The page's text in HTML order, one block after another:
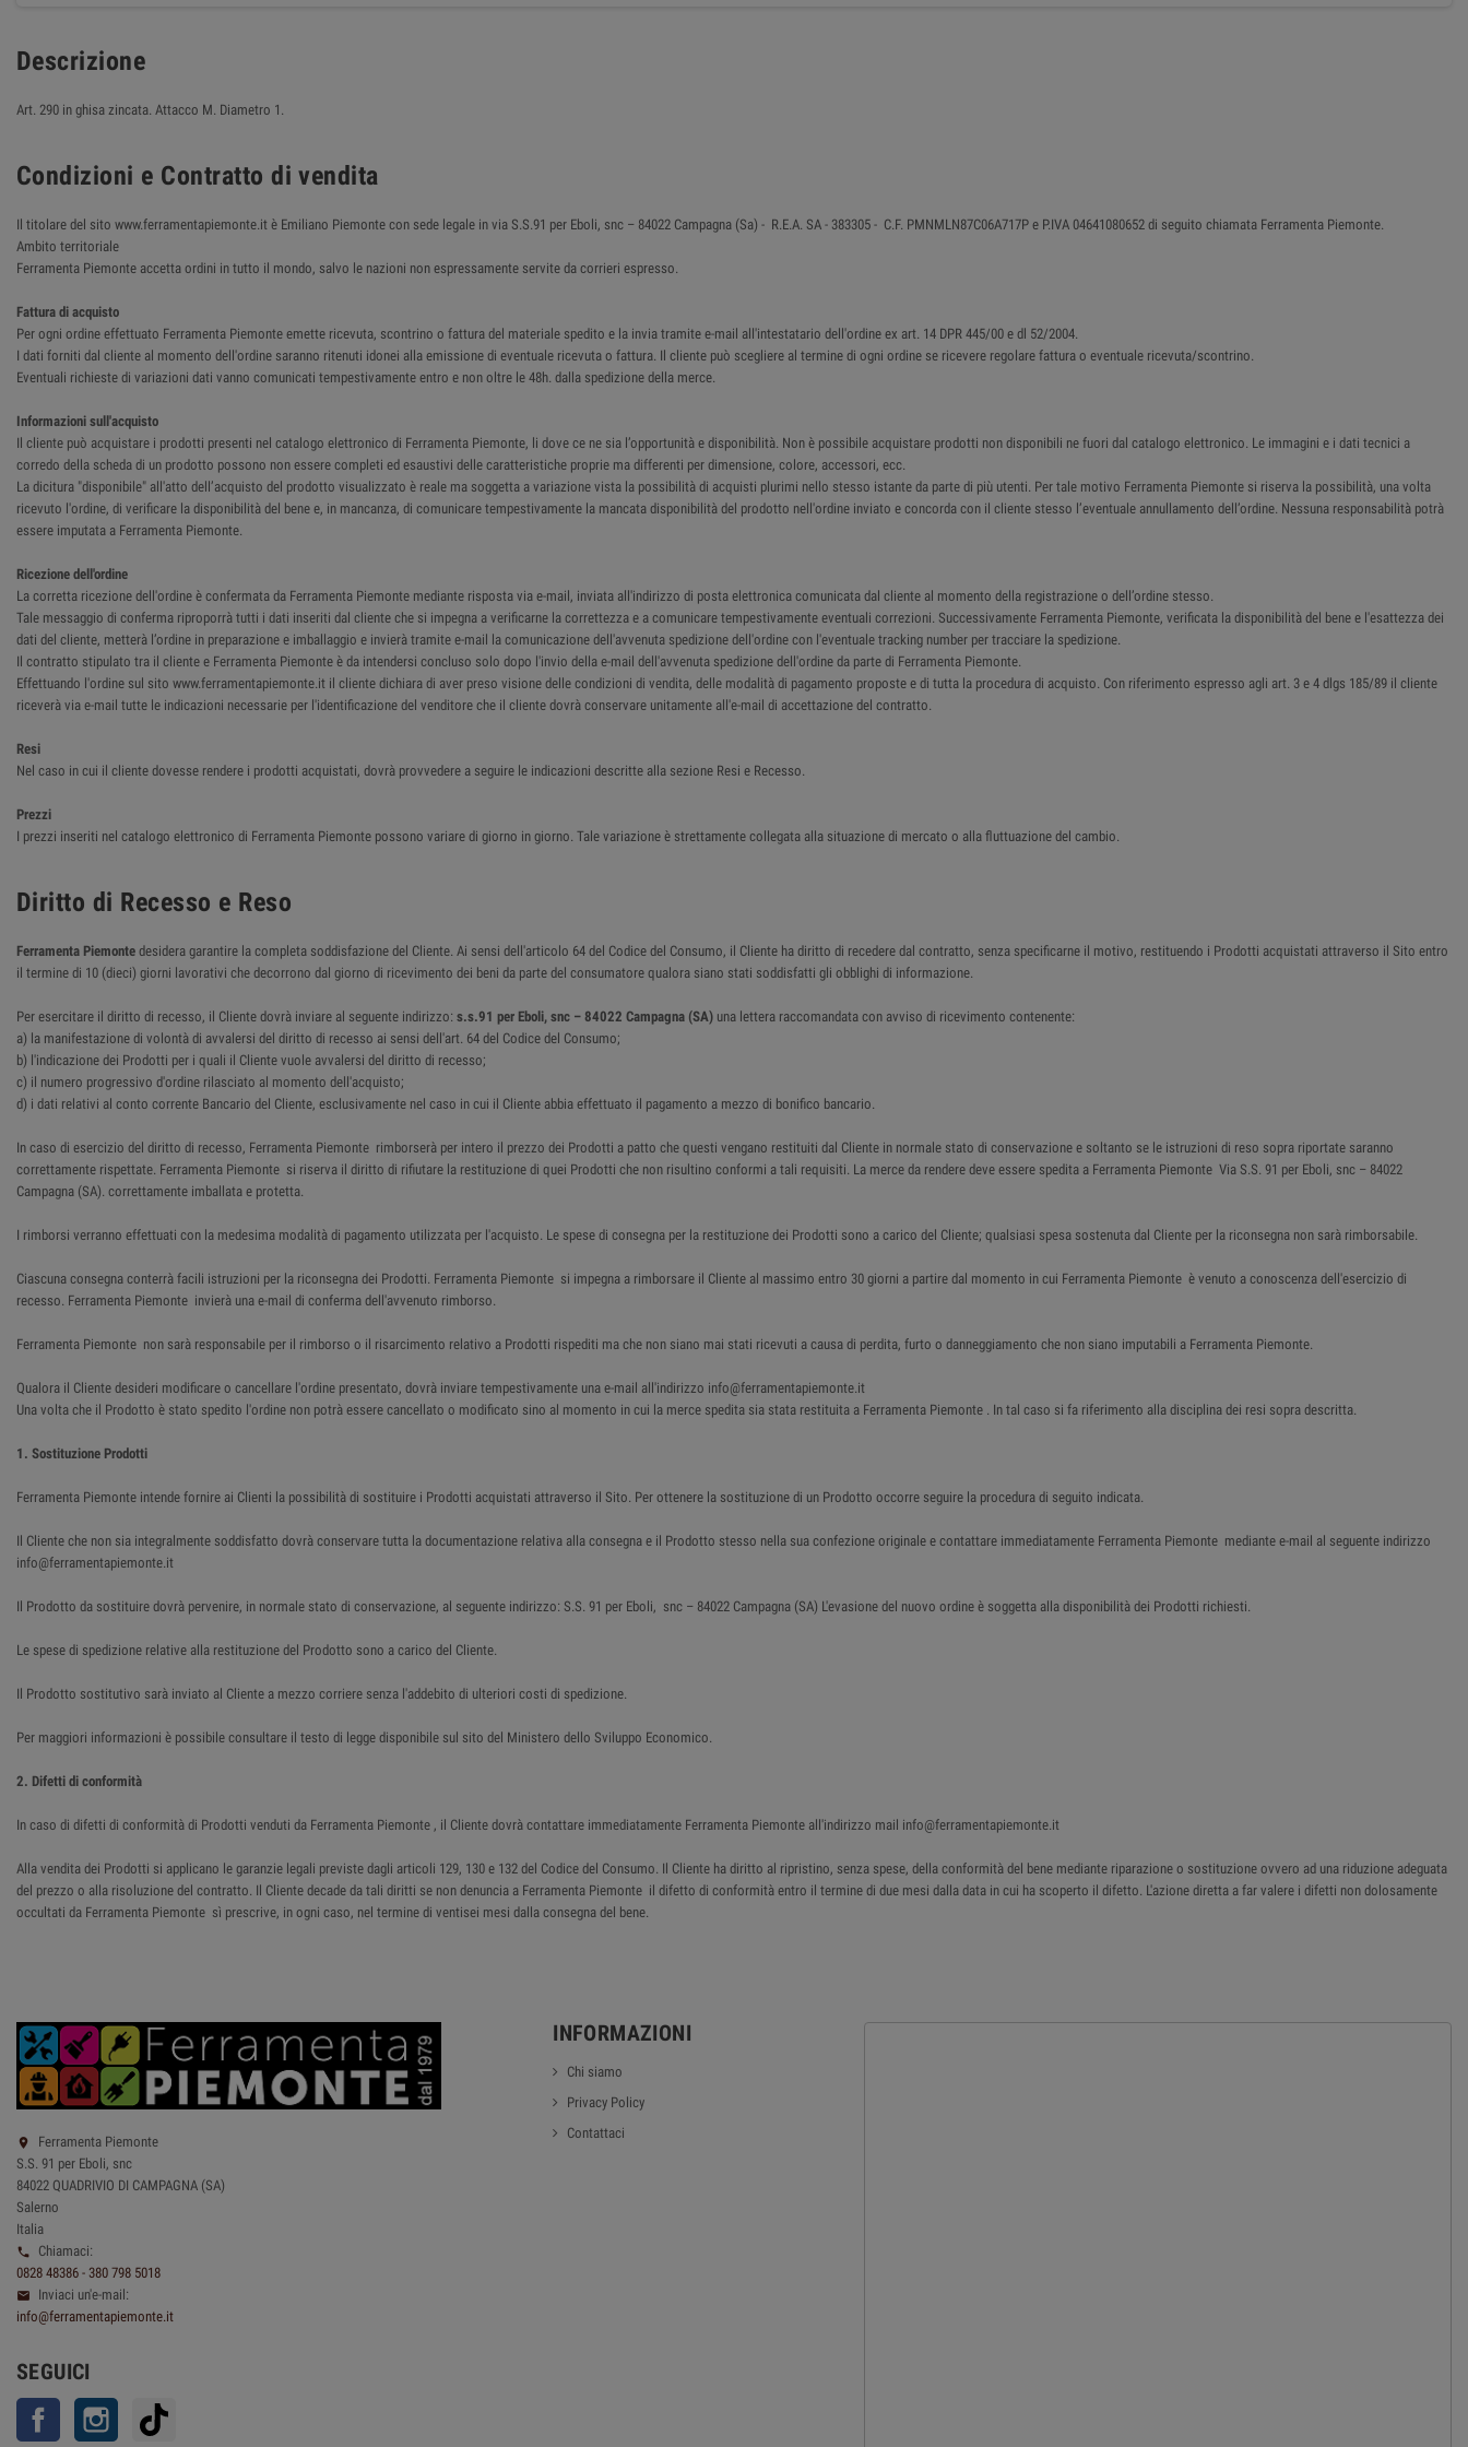
Descrizione
Art. 290 in ghisa zincata. Attacco M. Diametro 1.
Condizioni e Contratto di vendita
Il titolare del sito www.ferramentapiemonte.it è Emiliano Piemonte con sede legale in via S.S.91 per Eboli, snc – 84022 Campagna (Sa) - R.E.A. SA - 383305 - C.F. PMNMLN87C06A717P e P.IVA 04641080652 di seguito chiamata Ferramenta Piemonte.
Ambito territoriale
Ferramenta Piemonte accetta ordini in tutto il mondo, salvo le nazioni non espressamente servite da corrieri espresso.
Fattura di acquisto
Per ogni ordine effettuato Ferramenta Piemonte emette ricevuta, scontrino o fattura del materiale spedito e la invia tramite e-mail all'intestatario dell'ordine ex art. 14 DPR 445/00 e dl 52/2004.
I dati forniti dal cliente al momento dell'ordine saranno ritenuti idonei alla emissione di eventuale ricevuta o fattura. Il cliente può scegliere al termine di ogni ordine se ricevere regolare fattura o eventuale ricevuta/scontrino.
Eventuali richieste di variazioni dati vanno comunicati tempestivamente entro e non oltre le 48h. dalla spedizione della merce.
Informazioni sull'acquisto
Il cliente può acquistare i prodotti presenti nel catalogo elettronico di Ferramenta Piemonte, li dove ce ne sia l’opportunità e disponibilità. Non è possibile acquistare prodotti non disponibili ne fuori dal catalogo elettronico. Le immagini e i dati tecnici a
corredo della scheda di un prodotto possono non essere completi ed esaustivi delle caratteristiche proprie ma differenti per dimensione, colore, accessori, ecc.
La dicitura "disponibile" all'atto dell’acquisto del prodotto visualizzato è reale ma soggetta a variazione vista la possibilità di acquisti plurimi nello stesso istante da parte di più utenti. Per tale motivo Ferramenta Piemonte si riserva la possibilità, una volta
ricevuto l'ordine, di verificare la disponibilità del bene e, in mancanza, di comunicare tempestivamente la mancata disponibilità del prodotto nell'ordine inviato e concorda con il cliente stesso l’eventuale annullamento dell’ordine. Nessuna responsabilità potrà
essere imputata a Ferramenta Piemonte.
Ricezione dell'ordine
La corretta ricezione dell'ordine è confermata da Ferramenta Piemonte mediante risposta via e-mail, inviata all'indirizzo di posta elettronica comunicata dal cliente al momento della registrazione o dell’ordine stesso.
Tale messaggio di conferma riproporrà tutti i dati inseriti dal cliente che si impegna a verificarne la correttezza e a comunicare tempestivamente eventuali correzioni. Successivamente Ferramenta Piemonte, verificata la disponibilità del bene e l'esattezza dei
dati del cliente, metterà l’ordine in preparazione e imballaggio e invierà tramite e-mail la comunicazione dell'avvenuta spedizione dell'ordine con l'eventuale tracking number per tracciare la spedizione.
Il contratto stipulato tra il cliente e Ferramenta Piemonte è da intendersi concluso solo dopo l'invio della e-mail dell'avvenuta spedizione dell'ordine da parte di Ferramenta Piemonte.
Effettuando l'ordine sul sito www.ferramentapiemonte.it il cliente dichiara di aver preso visione delle condizioni di vendita, delle modalità di pagamento proposte e di tutta la procedura di acquisto. Con riferimento espresso agli art. 3 e 4 dlgs 185/89 il cliente
riceverà via e-mail tutte le indicazioni necessarie per l'identificazione del venditore che il cliente dovrà conservare unitamente all'e-mail di accettazione del contratto.
Resi
Nel caso in cui il cliente dovesse rendere i prodotti acquistati, dovrà provvedere a seguire le indicazioni descritte alla sezione Resi e Recesso.
Prezzi
I prezzi inseriti nel catalogo elettronico di Ferramenta Piemonte possono variare di giorno in giorno. Tale variazione è strettamente collegata alla situazione di mercato o alla fluttuazione del cambio.
Diritto di Recesso e Reso
Ferramenta Piemonte desidera garantire la completa soddisfazione del Cliente. Ai sensi dell'articolo 64 del Codice del Consumo, il Cliente ha diritto di recedere dal contratto, senza specificarne il motivo, restituendo i Prodotti acquistati attraverso il Sito entro
il termine di 10 (dieci) giorni lavorativi che decorrono dal giorno di ricevimento dei beni da parte del consumatore qualora siano stati soddisfatti gli obblighi di informazione.
Per esercitare il diritto di recesso, il Cliente dovrà inviare al seguente indirizzo: s.s.91 per Eboli, snc – 84022 Campagna (SA) una lettera raccomandata con avviso di ricevimento contenente:
a) la manifestazione di volontà di avvalersi del diritto di recesso ai sensi dell'art. 64 del Codice del Consumo;
b) l'indicazione dei Prodotti per i quali il Cliente vuole avvalersi del diritto di recesso;
c) il numero progressivo d'ordine rilasciato al momento dell'acquisto;
d) i dati relativi al conto corrente Bancario del Cliente, esclusivamente nel caso in cui il Cliente abbia effettuato il pagamento a mezzo di bonifico bancario.
In caso di esercizio del diritto di recesso, Ferramenta Piemonte rimborserà per intero il prezzo dei Prodotti a patto che questi vengano restituiti dal Cliente in normale stato di conservazione e soltanto se le istruzioni di reso sopra riportate saranno
correttamente rispettate. Ferramenta Piemonte si riserva il diritto di rifiutare la restituzione di quei Prodotti che non risultino conformi a tali requisiti. La merce da rendere deve essere spedita a Ferramenta Piemonte Via S.S. 91 per Eboli, snc – 84022
Campagna (SA). correttamente imballata e protetta.
I rimborsi verranno effettuati con la medesima modalità di pagamento utilizzata per l'acquisto. Le spese di consegna per la restituzione dei Prodotti sono a carico del Cliente; qualsiasi spesa sostenuta dal Cliente per la riconsegna non sarà rimborsabile.
Ciascuna consegna conterrà facili istruzioni per la riconsegna dei Prodotti. Ferramenta Piemonte si impegna a rimborsare il Cliente al massimo entro 30 giorni a partire dal momento in cui Ferramenta Piemonte è venuto a conoscenza dell'esercizio di
recesso. Ferramenta Piemonte invierà una e-mail di conferma dell'avvenuto rimborso.
Ferramenta Piemonte non sarà responsabile per il rimborso o il risarcimento relativo a Prodotti rispediti ma che non siano mai stati ricevuti a causa di perdita, furto o danneggiamento che non siano imputabili a Ferramenta Piemonte.
Qualora il Cliente desideri modificare o cancellare l'ordine presentato, dovrà inviare tempestivamente una e-mail all'indirizzo info@ferramentapiemonte.it
Una volta che il Prodotto è stato spedito l'ordine non potrà essere cancellato o modificato sino al momento in cui la merce spedita sia stata restituita a Ferramenta Piemonte . In tal caso si fa riferimento alla disciplina dei resi sopra descritta.
1. Sostituzione Prodotti
Ferramenta Piemonte intende fornire ai Clienti la possibilità di sostituire i Prodotti acquistati attraverso il Sito. Per ottenere la sostituzione di un Prodotto occorre seguire la procedura di seguito indicata.
Il Cliente che non sia integralmente soddisfatto dovrà conservare tutta la documentazione relativa alla consegna e il Prodotto stesso nella sua confezione originale e contattare immediatamente Ferramenta Piemonte mediante e-mail al seguente indirizzo
info@ferramentapiemonte.it
Il Prodotto da sostituire dovrà pervenire, in normale stato di conservazione, al seguente indirizzo: S.S. 91 per Eboli, snc – 84022 Campagna (SA) L'evasione del nuovo ordine è soggetta alla disponibilità dei Prodotti richiesti.
Le spese di spedizione relative alla restituzione del Prodotto sono a carico del Cliente.
Il Prodotto sostitutivo sarà inviato al Cliente a mezzo corriere senza l'addebito di ulteriori costi di spedizione.
Per maggiori informazioni è possibile consultare il testo di legge disponibile sul sito del Ministero dello Sviluppo Economico.
2. Difetti di conformità
In caso di difetti di conformità di Prodotti venduti da Ferramenta Piemonte , il Cliente dovrà contattare immediatamente Ferramenta Piemonte all'indirizzo mail info@ferramentapiemonte.it
Alla vendita dei Prodotti si applicano le garanzie legali previste dagli articoli 129, 130 e 132 del Codice del Consumo. Il Cliente ha diritto al ripristino, senza spese, della conformità del bene mediante riparazione o sostituzione ovvero ad una riduzione adeguata
del prezzo o alla risoluzione del contratto. Il Cliente decade da tali diritti se non denuncia a Ferramenta Piemonte il difetto di conformità entro il termine di due mesi dalla data in cui ha scoperto il difetto. L'azione diretta a far valere i difetti non dolosamente
occultati da Ferramenta Piemonte sì prescrive, in ogni caso, nel termine di ventisei mesi dalla consegna del bene.

Ferramenta Piemonte
S.S. 91 per Eboli, snc
84022 QUADRIVIO DI CAMPAGNA (SA)
Salerno
Italia

Chiamaci:
0828 48386 - 380 798 5018

Inviaci un'e-mail:
info@ferramentapiemonte.it
SEGUICI
Facebook Instagram
INFORMAZIONI
Chi siamo
Privacy Policy
Contattaci